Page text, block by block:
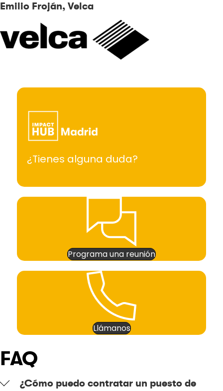
Emilio Froján, Velca
¿Tienes alguna duda?
Programa una reunión
Llámanos
FAQ
¿Cómo puedo contratar un puesto de